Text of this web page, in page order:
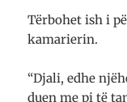
Tërbohet ish i
kamarierin.
“Djali, edhe
duen me pi të